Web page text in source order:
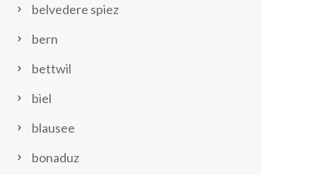
belvedere spiez
bern
bettwil
biel
blausee
bonaduz